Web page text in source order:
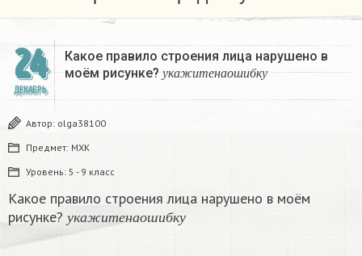
24
ДЕКАБРЬ
Какое правило строения лица нарушено в
моём рисунке? у ка ж и т е н а о ш и б к у
ка ш и к у
Автор: olga38100
Предмет: МХК
Уровень: 5 - 9 класс
Какое правило строения лица нарушено в моём
рисунке?
у ка ж и т е н а о ш и б к у
укажитенаоши бку